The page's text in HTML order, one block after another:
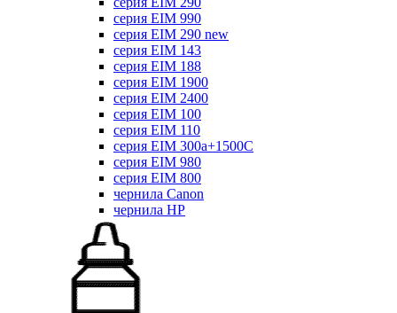
серия EIM 990
серия EIM 290 new
серия EIM 143
серия EIM 188
серия EIM 1900
серия EIM 2400
серия EIM 100
серия EIM 110
серия EIM 300a+1500C
серия EIM 980
серия EIM 800
чернила Canon
чернила HP